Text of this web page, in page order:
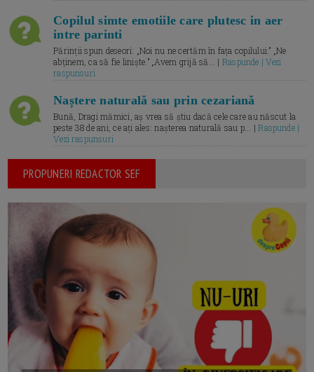
Copilul simte emotiile care plutesc in aer
intre parinti
Părinții spun deseori: „Noi nu ne certăm în fața copilului.” „Ne
abținem, ca să fie liniște.” „Avem grijă să... | Raspunde | Vezi
raspunsuri
Naștere naturală sau prin cezariană
Bună, Dragi mămici, aș vrea să știu dacă cele care au născut la
peste 38 de ani, ce ați ales: nașterea naturală sau p... |Raspunde |
Vezi raspunsuri
PROPUNERI REDACTOR SEF